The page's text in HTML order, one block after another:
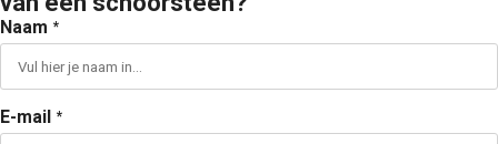
Naam *
E-mail *